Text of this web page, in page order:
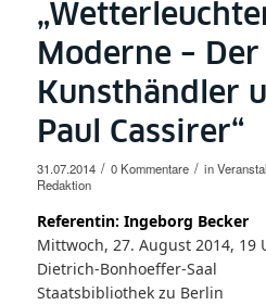
Moderne – Der
Kunsthändler
Paul Cassirer“
31.07.2014 / 0 Kommentare / in
Redaktion
Referentin: Ingeborg Becker
Mittwoch, 27. August 2014, 19
Dietrich-Bonhoeffer-Saal
Staatsbibliothek zu Berlin